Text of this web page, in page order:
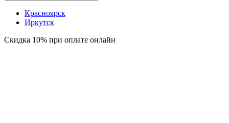
Красноярск
Иркутск
Скидка 10% при оплате онлайн